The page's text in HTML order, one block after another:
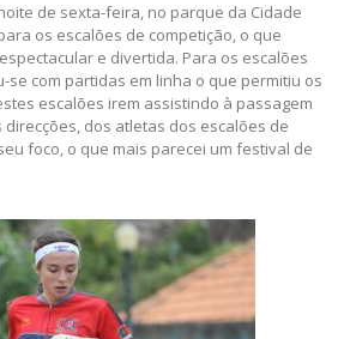
de sexta-feira, no parque da Cidade
os escalões de competição, o que
e divertida. Para os escalões
com partidas em linha o que permitiu os
escalões irem assistindo à passagem
dos atletas dos escalões de
foco, o que mais parecei um festival de